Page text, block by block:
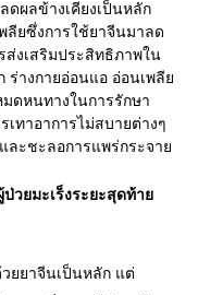
ผลข้างเคียงเป็นหลัก
ลียซึ่งการใช้ยาจีนมาลด
ส่งเสริมประสิทธิภาพใน
ร่างกายอ่อนแอ อ่อนเพลีย
ดหนทางในการรักษา
ทาอาการไม่สบายต่างๆ
ะชะลอการแพร่กระจาย
วยมะเร็งระยะสุดท้าย
ยยาจีนเป็นหลัก แต่